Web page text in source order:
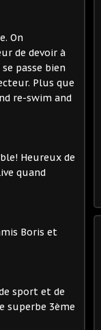
On
de devoir à
passe bien
Plus que
re-swim and
Heureux de
quand
Boris et
sport et de
superbe 3ème